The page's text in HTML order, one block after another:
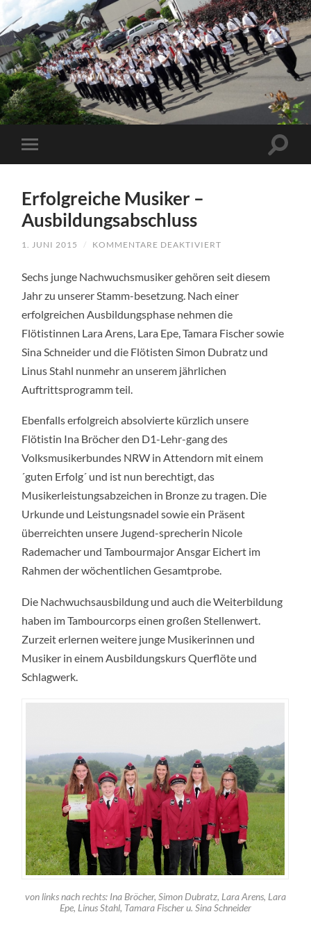
Erfolgreiche Musiker –
Ausbildungsabschluss
1. JUNI 2015 / KOMMENTARE DEAKTIVIERT
–
Sechs junge Nachwuchsmusiker gehören seit diesem
Jahr zu unserer Stamm-besetzung. Nach einer
erfolgreichen Ausbildungsphase nehmen die
Flötistinnen Lara Arens, Lara Epe, Tamara Fischer sowie
Sina Schneider und die Flötisten Simon Dubratz und
Linus Stahl nunmehr an unserem jährlichen
Auftrittsprogramm teil.
Ebenfalls erfolgreich absolvierte kürzlich unsere
Flötistin Ina Bröcher den D1-Lehr-gang des
Volksmusikerbundes NRW in Attendorn mit einem
´guten Erfolg´ und ist nun berechtigt, das
Musikerleistungsabzeichen in Bronze zu tragen. Die
Urkunde und Leistungsnadel sowie ein Präsent
überreichten unsere Jugend-sprecherin Nicole
Rademacher und Tambourmajor Ansgar Eichert im
Rahmen der wöchentlichen Gesamtprobe.
Die Nachwuchsausbildung und auch die Weiterbildung
haben im Tambourcorps einen großen Stellenwert.
Zurzeit erlernen weitere junge Musikerinnen und
Musiker in einem Ausbildungskurs Querflöte und
Schlagwerk.
von links nach rechts: Ina Bröcher, Simon Dubratz, Lara Arens, Lara
Epe, Linus Stahl, Tamara Fischer u. Sina Schneider